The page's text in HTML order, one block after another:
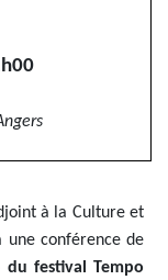
à la Culture et
une conférence de
du festival Tempo